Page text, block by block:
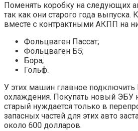
Поменять коробку на следующих
так как они старого года
вместе с контрактными АКПП на
Фольцваген Пассат;
Фольцваген Б5;
Бора;
Гольф.
У этих машин главное
охлаждения. Покупать новый ЭБУ
старый нуждается только в
запасных частей для этих авто
около 600 долларов.